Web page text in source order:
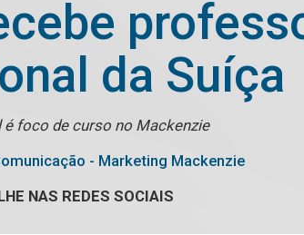
da Suíça
foco de curso no Mackenzie
- Marketing Mackenzie
NAS REDES SOCIAIS